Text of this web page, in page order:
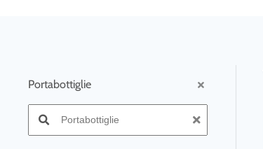
Portabottiglie
Search products: